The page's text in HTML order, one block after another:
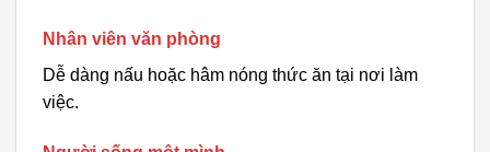
Nhân viên văn phòng
Dễ dàng nấu hoặc hâm nóng thức ăn tại nơi làm
việc.